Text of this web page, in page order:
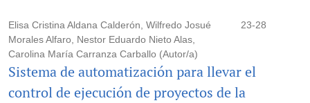
Elisa Cristina Aldana Calderón, Wilfredo Josué
Morales Alfaro, Nestor Eduardo Nieto Alas,
Carolina María Carranza Carballo (Autor/a)
23-28
Sistema de automatización para llevar el
control de ejecución de proyectos de la